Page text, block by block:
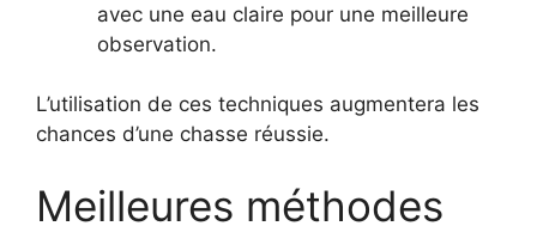
avec une eau claire pour une meilleure
observation.
L’utilisation de ces techniques augmentera les
chances d’une chasse réussie.
Meilleures méthodes